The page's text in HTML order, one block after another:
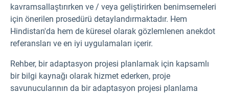
kavramsallaştırırken ve / veya geliştirirken benimsemeleri
için önerilen prosedürü detaylandırmaktadır. Hem
Hindistan'da hem de küresel olarak gözlemlenen anekdot
referansları ve en iyi uygulamaları içerir.
Rehber, bir adaptasyon projesi planlamak için kapsamlı
bir bilgi kaynağı olarak hizmet ederken, proje
savunucularının da bir adaptasyon projesi planlama